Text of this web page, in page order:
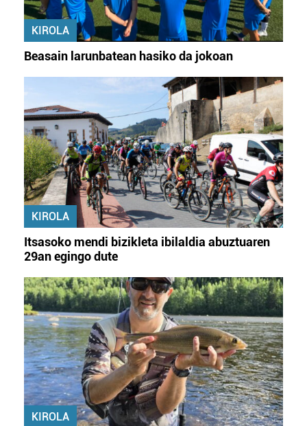
KIROLA
Beasain larunbatean hasiko da jokoan
KIROLA
Itsasoko mendi bizikleta ibilaldia abuztuaren
29an egingo dute
KIROLA